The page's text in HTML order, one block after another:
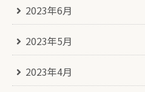
2023年6月
2023年5月
2023年4月